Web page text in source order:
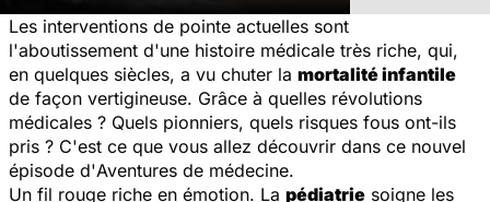
Les interventions de pointe actuelles sont
l'aboutissement d'une histoire médicale très riche, qui,
en quelques siècles, a vu chuter la mortalité infantile
de façon vertigineuse. Grâce à quelles révolutions
médicales ? Quels pionniers, quels risques fous ont-ils
pris ? C'est ce que vous allez découvrir dans ce nouvel
épisode d'Aventures de médecine.
Un fil rouge riche en émotion. La pédiatrie soigne les